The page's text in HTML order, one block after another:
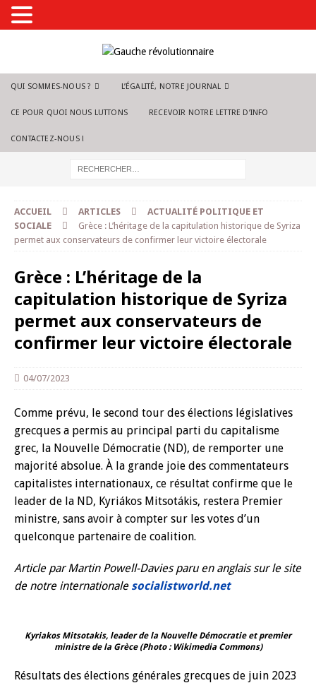
QUI SOMMES-NOUS ? L’ÉGALITÉ, NOTRE JOURNAL
CE POUR QUOI NOUS LUTTONS RECEVOIR NOTRE LETTRE D’INFO
CONTACTEZ-NOUS !
ACCUEIL ARTICLES
ACTUALITÉ POLITIQUE ET
SOCIALE
Grèce : L’héritage de la capitulation historique de Syriza
permet aux conservateurs de confirmer leur victoire électorale
Grèce : L’héritage de la
capitulation historique de Syriza
permet aux conservateurs de
confirmer leur victoire électorale
04/07/2023
Comme prévu, le second tour des élections législatives
grecques a permis au principal parti du capitalisme
grec, la Nouvelle Démocratie (ND), de remporter une
majorité absolue. À la grande joie des commentateurs
capitalistes internationaux, ce résultat confirme que le
leader de la ND, Kyriákos Mitsotákis, restera Premier
ministre, sans avoir à compter sur les votes d’un
quelconque partenaire de coalition.
Article par Martin Powell-Davies paru en anglais sur le site
de notre internationale socialistworld.net
Kyriakos Mitsotakis, leader de la Nouvelle Démocratie et premier
ministre de la Grèce (Photo : Wikimedia Commons)
Résultats des élections générales grecques de juin 2023